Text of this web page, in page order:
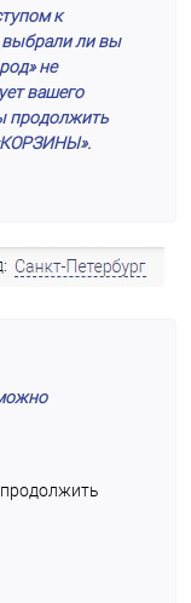
к
выбрали ли вы
не
вашего
продолжить